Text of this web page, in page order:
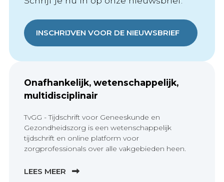
INSCHRIJVEN VOOR DE NIEUWSBRIEF
Onafhankelijk, wetenschappelijk,
multidisciplinair
TvGG - Tijdschrift voor Geneeskunde en
Gezondheidszorg is een wetenschappelijk
tijdschrift en online platform voor
zorgprofessionals over alle vakgebieden heen.
LEES MEER